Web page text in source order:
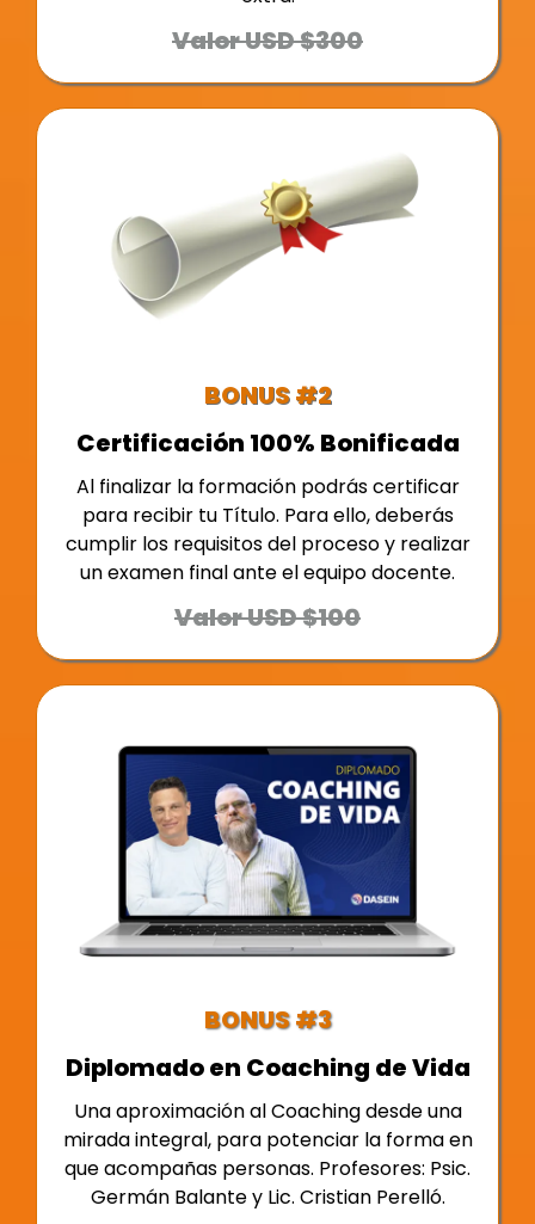
Valor USD $300
BONUS #2
Certificación 100% Bonificada
Al finalizar la formación podrás certificar
para recibir tu Título. Para ello, deberás
cumplir los requisitos del proceso y realizar
un examen final ante el equipo docente.
Valor USD $100
BONUS #3
Diplomado en Coaching de Vida
Una aproximación al Coaching desde una
mirada integral, para potenciar la forma en
que acompañas personas. Profesores: Psic.
Germán Balante y Lic. Cristian Perelló.